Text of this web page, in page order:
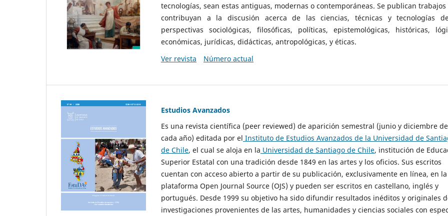
tecnologías, sean estas antiguas, modernas o contemporáneas. Se publican
contribuyan a la discusión acerca de las ciencias, técnicas y tecnologías
perspectivas sociológicas, filosóficas, políticas, epistemológicas, históricas,
económicas, jurídicas, didácticas, antropológicas, y éticas.
Ver revista
Número actual
Estudios Avanzados
Es una revista científica (peer reviewed) de aparición semestral (junio y diciembre de
cada año) editada por el Instituto de Estudios Avanzados de la Universidad de
de Chile, el cual se aloja en la Universidad de Santiago de Chile, institución de
Superior Estatal con una tradición desde 1849 en las artes y los oficios. Sus escritos
cuentan con acceso abierto a partir de su publicación, exclusivamente en línea, en la
plataforma Open Journal Source (OJS) y pueden ser escritos en castellano, inglés y
portugués. Desde 1999 su objetivo ha sido difundir resultados inéditos y originales
investigaciones provenientes de las artes, humanidades y ciencias sociales con